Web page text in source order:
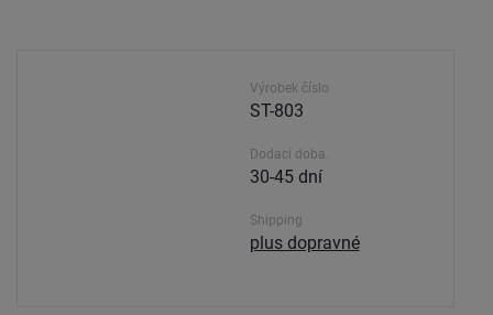
Výrobek číslo
ST-803
Dodací doba.
30-45 dní
Shipping
plus dopravné